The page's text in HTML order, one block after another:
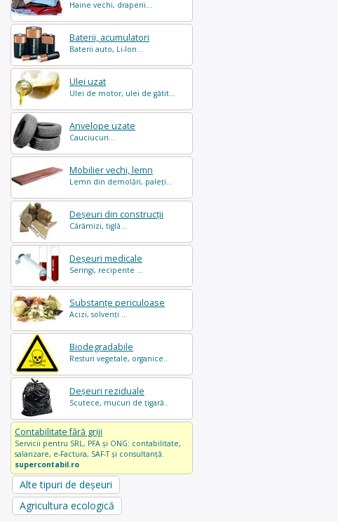
Haine vechi, draperii...
Baterii, acumulatori
Baterii auto, Li-Ion...
Ulei uzat
Ulei de motor, ulei de gătit...
Anvelope uzate
Cauciucuri...
Mobilier vechi, lemn
Lemn din demolări, paleți...
Deșeuri din construcții
Cărămizi, tiglă...
Deșeuri medicale
Seringi, recipente ...
Substanțe periculoase
Acizi, solvenți ...
Biodegradabile
Resturi vegetale, organice..
Deșeuri reziduale
Scutece, mucuri de țigară..
Contabilitate fără griji
Servicii pentru SRL, PFA și ONG: contabilitate,
salarizare, e-Factura, SAF-T și consultanță.
supercontabil.ro
Alte tipuri de deșeuri
Agricultura ecologică